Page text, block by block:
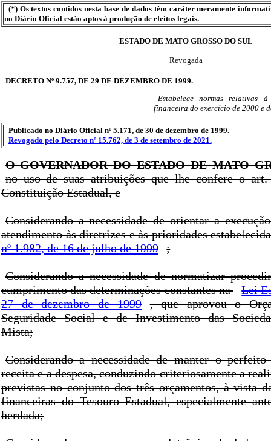
(*) Os textos contidos nesta base de dados têm caráter meramente
no Diário Oficial estão aptos à produção de efeitos legais.
ESTADO DE MATO GROSSO DO SUL
Revogada
DECRETO Nº 9.757, DE 29 DE DEZEMBRO DE 1999.
Estabelece normas relativas
financeira do exercício de 2000 e
Publicado no Diário Oficial nº 5.171, de 30 de dezembro de 1999.
Revogado pelo Decreto nº 15.762, de 3 de setembro de 2021.
O GOVERNADOR DO ESTADO DE MATO
no uso de suas atribuições que lhe confere o
Constituição Estadual, e
Considerando a necessidade de orientar a
atendimento às diretrizes e às prioridades
nº 1.982, de 16 de julho de 1999
;
Considerando a necessidade de normatizar
cumprimento das determinações constantes na
Lei
27 de dezembro de 1999
, que aprovou o
Seguridade Social e de Investimento das
Mista;
Considerando a necessidade de manter o
receita e a despesa, conduzindo criteriosamente a
previstas no conjunto dos três orçamentos, à vista
financeiras do Tesouro Estadual, especialmente
herdada;